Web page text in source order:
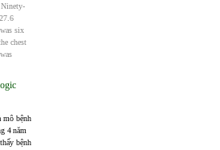
six
chest
mô bệnh
4 năm
bệnh